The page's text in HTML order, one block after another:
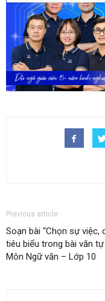
Previous article
Soạn bài “Chọn sự việc,
tiêu biểu trong bài văn tự
Môn Ngữ văn – Lớp 10